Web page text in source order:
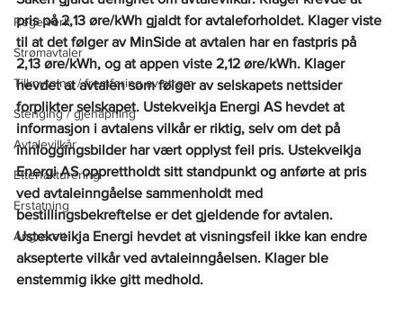
Regelverk
Strømavtaler
Tilknytning / fremføring av strøm
Stenging / gjenåpning
Avtalevilkår
Etterfakturering
Erstatning
Angrerett
pris på 2,13 øre/kWh gjaldt for avtaleforholdet. Klager viste
til at det følger av MinSide at avtalen har en fastpris på
2,13 øre/kWh, og at appen viste 2,12 øre/kWh. Klager
hevdet at avtalen som følger av selskapets nettsider
forplikter selskapet. Ustekveikja Energi AS hevdet at
informasjon i avtalens vilkår er riktig, selv om det på
innloggingsbilder har vært opplyst feil pris. Ustekveikja
Energi AS opprettholdt sitt standpunkt og anførte at pris
ved avtaleinngåelse sammenholdt med
bestillingsbekreftelse er det gjeldende for avtalen.
Ustekveikja Energi hevdet at visningsfeil ikke kan endre
aksepterte vilkår ved avtaleinngåelsen. Klager ble
enstemmig ikke gitt medhold.